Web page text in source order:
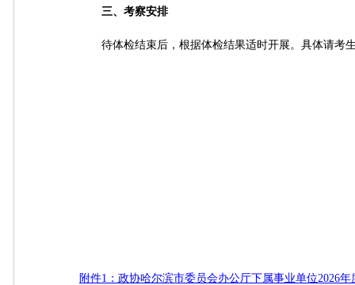
三、考察安排
待体检结束后，根据体检结果适时开展。具体请考
附件1：政协哈尔滨市委员会办公厅下属事业单位2026